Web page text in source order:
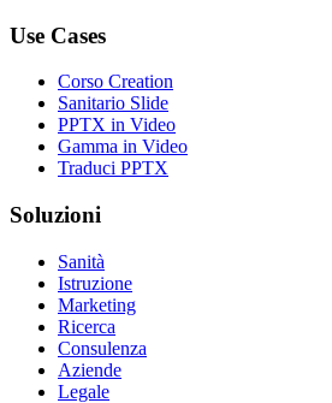
Use Cases
Corso Creation
Sanitario Slide
PPTX in Video
Gamma in Video
Traduci PPTX
Soluzioni
Sanità
Istruzione
Marketing
Ricerca
Consulenza
Aziende
Legale